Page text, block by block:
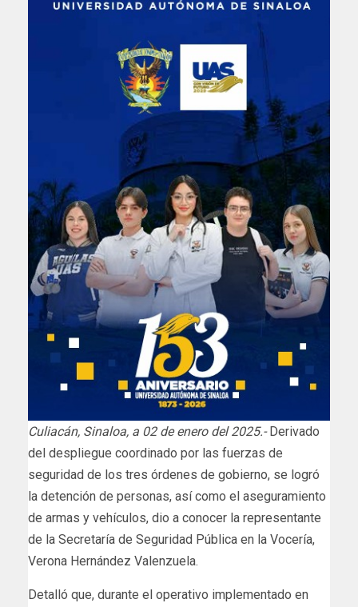
Culiacán, Sinaloa, a 02 de enero del 2025.-Derivado
del despliegue coordinado por las fuerzas de
seguridad de los tres órdenes de gobierno, se logró
la detención de personas, así como el aseguramiento
de armas y vehículos, dio a conocer la representante
de la Secretaría de Seguridad Pública en la Vocería,
Verona Hernández Valenzuela.
Detalló que, durante el operativo implementado en